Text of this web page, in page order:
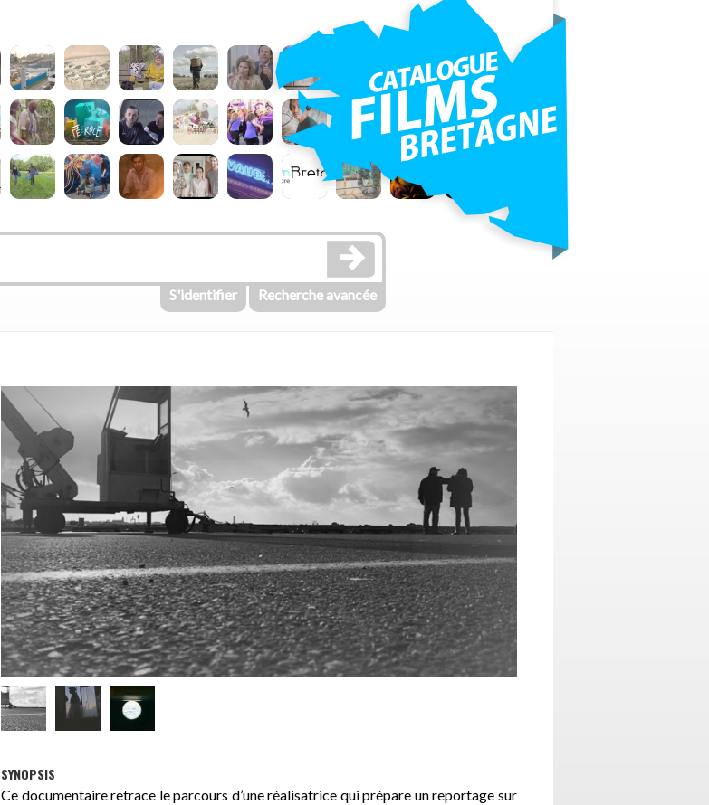
S'identifier Recherche avancée
SYNOPSIS
Ce documentaire retrace le parcours d’une réalisatrice qui prépare un reportage sur